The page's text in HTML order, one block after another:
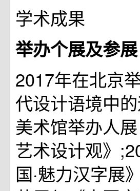
学术成果
举办个展及参展
2017年在北京
代设计语境中
美术馆举办人
艺术设计观》
国·魅力汉字展